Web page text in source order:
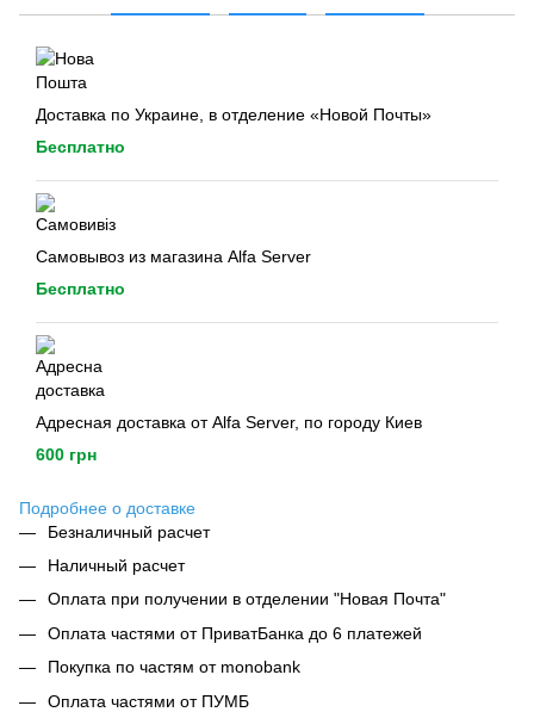
Доставка по Украине, в отделение «Новой Почты»
Бесплатно
Самовывоз из магазина Alfa Server
Бесплатно
Адресная доставка от Alfa Server, по городу Киев
600 грн
Подробнее о доставке
Безналичный расчет
Наличный расчет
Оплата при получении в отделении "Новая Почта"
Оплата частями от ПриватБанка до 6 платежей
Покупка по частям от monobank
Оплата частями от ПУМБ